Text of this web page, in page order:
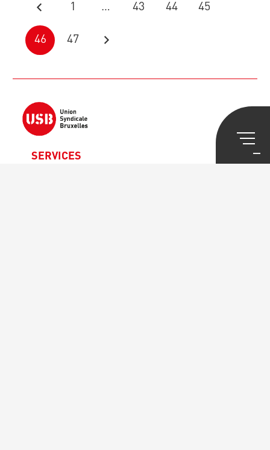
1 … 43 44 45
46 47
SERVICES